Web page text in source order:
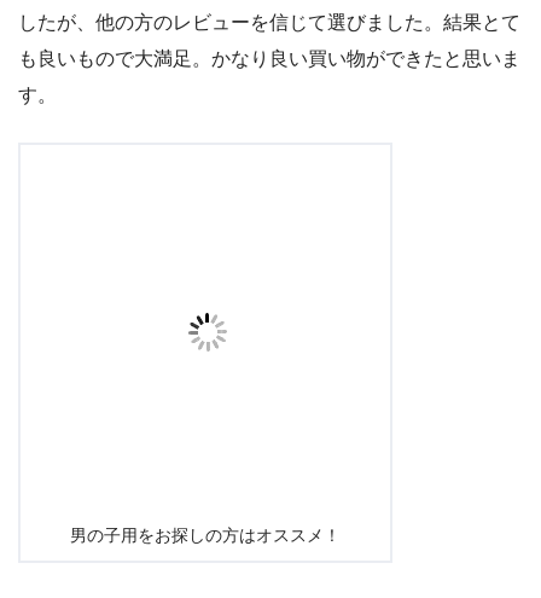
したが、他の方のレビューを信じて選びました。結果とて
も良いもので大満足。かなり良い買い物ができたと思いま
す。
男の子用をお探しの方はオススメ！